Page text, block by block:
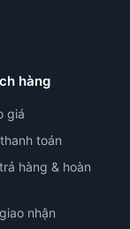
hàng
giá
toán
hàng & hoàn
nhận